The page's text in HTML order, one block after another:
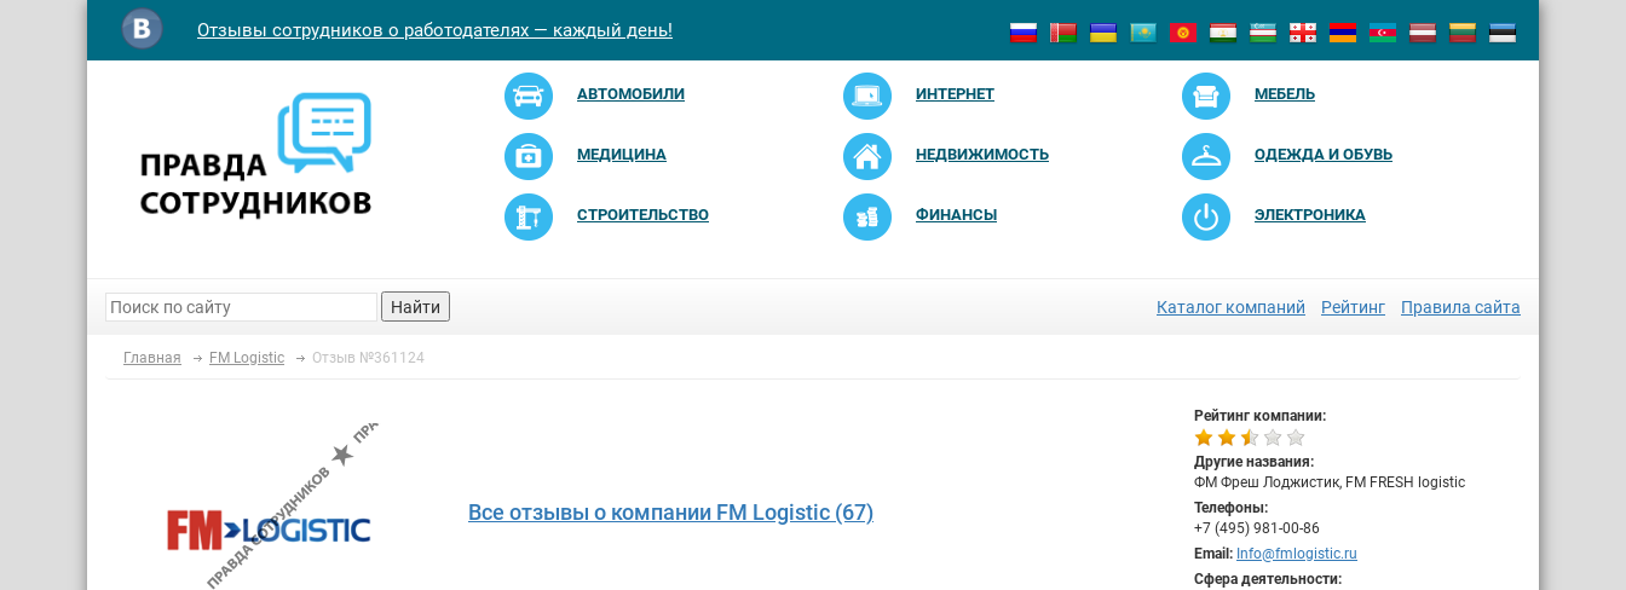
Отзывы сотрудников о работодателях — каждый день!
АВТОМОБИЛИ ИНТЕРНЕТ МЕБЕЛЬ
МЕДИЦИНА НЕДВИЖИМОСТЬ ОДЕЖДА И ОБУВЬ
СТРОИТЕЛЬСТВО ФИНАНСЫ ЭЛЕКТРОНИКА
Найти Каталог компаний Рейтинг Правила сайта
Главная FM Logistic Отзыв №361124
Все отзывы о компании FM Logistic (67)
Рейтинг компании:
Другие названия:
ФМ Фреш Лоджистик, FM FRESH logistic
Телефоны:
+7 (495) 981-00-86
Email: Info@fmlogistic.ru
Сфера деятельности: